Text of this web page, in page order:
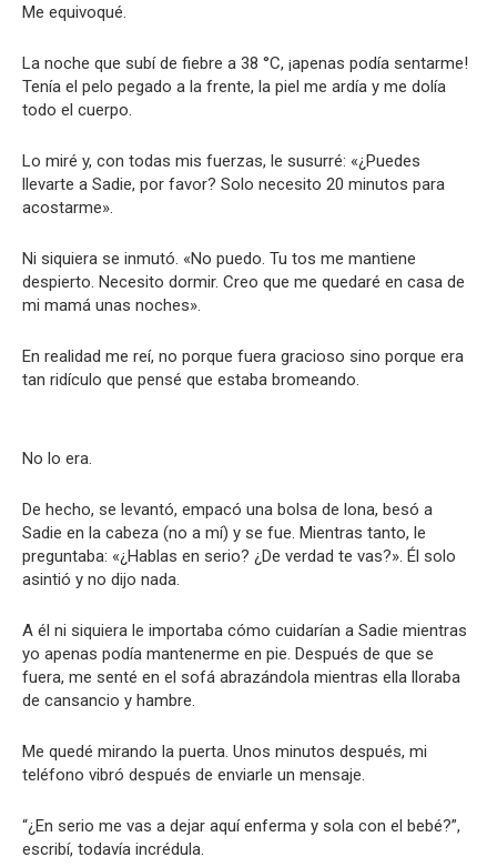
Me equivoqué.
La noche que subí de fiebre a 38 °C, ¡apenas podía sentarme!
Tenía el pelo pegado a la frente, la piel me ardía y me dolía
todo el cuerpo.
Lo miré y, con todas mis fuerzas, le susurré: «¿Puedes
llevarte a Sadie, por favor? Solo necesito 20 minutos para
acostarme».
Ni siquiera se inmutó. «No puedo. Tu tos me mantiene
despierto. Necesito dormir. Creo que me quedaré en casa de
mi mamá unas noches».
En realidad me reí, no porque fuera gracioso sino porque era
tan ridículo que pensé que estaba bromeando.
No lo era.
De hecho, se levantó, empacó una bolsa de lona, ​​besó a
Sadie en la cabeza (no a mí) y se fue. Mientras tanto, le
preguntaba: «¿Hablas en serio? ¿De verdad te vas?». Él solo
asintió y no dijo nada.
A él ni siquiera le importaba cómo cuidarían a Sadie mientras
yo apenas podía mantenerme en pie. Después de que se
fuera, me senté en el sofá abrazándola mientras ella lloraba
de cansancio y hambre.
Me quedé mirando la puerta. Unos minutos después, mi
teléfono vibró después de enviarle un mensaje.
“¿En serio me vas a dejar aquí enferma y sola con el bebé?”,
escribí, todavía incrédula.